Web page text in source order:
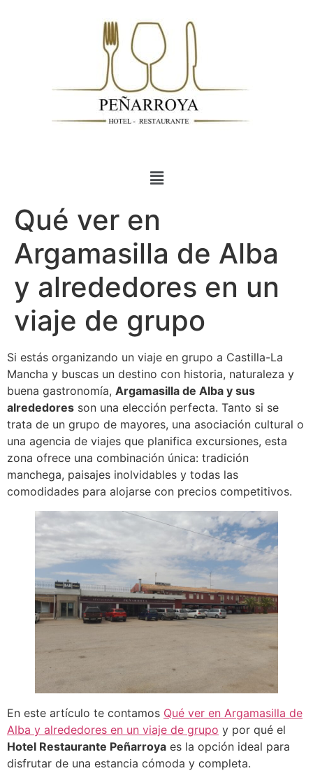
Qué ver en
Argamasilla de Alba
y alrededores en un
viaje de grupo
Si estás organizando un viaje en grupo a Castilla-La
Mancha y buscas un destino con historia, naturaleza y
buena gastronomía, Argamasilla de Alba y sus
alrededores son una elección perfecta. Tanto si se
trata de un grupo de mayores, una asociación cultural o
una agencia de viajes que planifica excursiones, esta
zona ofrece una combinación única: tradición
manchega, paisajes inolvidables y todas las
comodidades para alojarse con precios competitivos.
En este artículo te contamos Qué ver en Argamasilla de
Alba y alrededores en un viaje de grupo y por qué el
Hotel Restaurante Peñarroya es la opción ideal para
disfrutar de una estancia cómoda y completa.